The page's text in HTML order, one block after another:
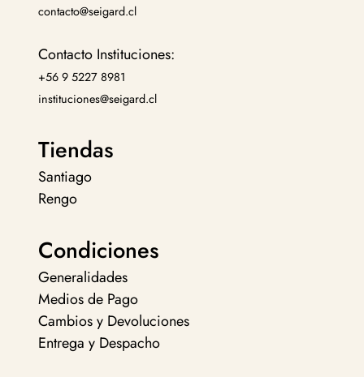
contacto@seigard.cl
Contacto Instituciones:
+56 9 5227 8981
instituciones@seigard.cl
Tiendas
Santiago
Rengo
Condiciones
Generalidades
Medios de Pago
Cambios y Devoluciones
Entrega y Despacho